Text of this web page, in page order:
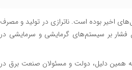
اخیر بوده است. ناترازی در تولید و مصرف
بر سیستم‌های گرمایشی و سرمایشی در
همین دلیل، دولت و مسئولان صنعت برق در